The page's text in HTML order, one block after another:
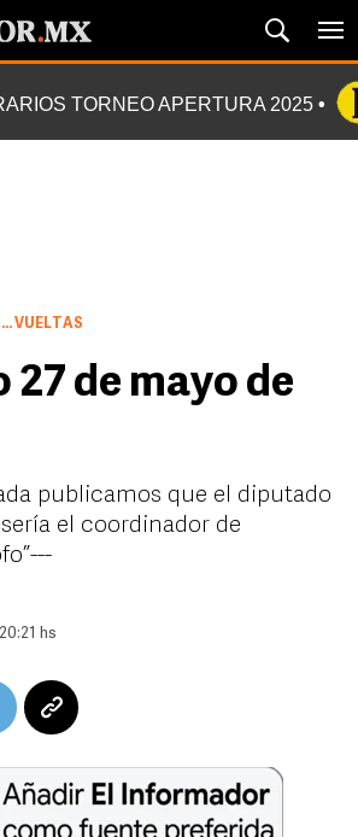
TORNEO APERTURA 2025
VUELTAS
27 de mayo de
publicamos que el diputado
el coordinador de
hs